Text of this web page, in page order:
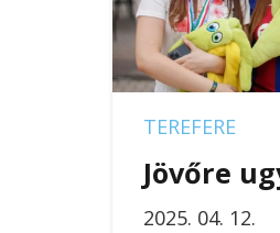
TEREFERE
Jövőre
2025. 04. 12.